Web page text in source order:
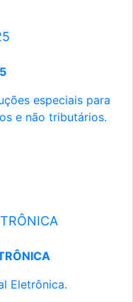
especiais para
e não tributários.
Eletrônica.